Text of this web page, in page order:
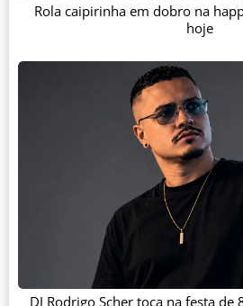
Rola caipirinha em dobro na
hoje
DJ Rodrigo Scher toca na festa de